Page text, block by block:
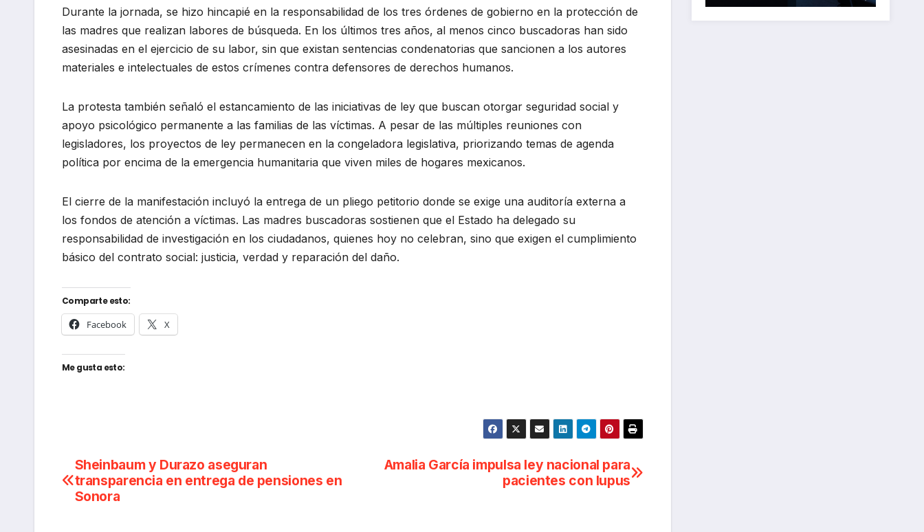
Durante la jornada, se hizo hincapié en la responsabilidad de los tres órdenes de gobierno en la protección de
las madres que realizan labores de búsqueda. En los últimos tres años, al menos cinco buscadoras han sido
asesinadas en el ejercicio de su labor, sin que existan sentencias condenatorias que sancionen a los autores
materiales e intelectuales de estos crímenes contra defensores de derechos humanos.
La protesta también señaló el estancamiento de las iniciativas de ley que buscan otorgar seguridad social y
apoyo psicológico permanente a las familias de las víctimas. A pesar de las múltiples reuniones con
legisladores, los proyectos de ley permanecen en la congeladora legislativa, priorizando temas de agenda
política por encima de la emergencia humanitaria que viven miles de hogares mexicanos.
El cierre de la manifestación incluyó la entrega de un pliego petitorio donde se exige una auditoría externa a
los fondos de atención a víctimas. Las madres buscadoras sostienen que el Estado ha delegado su
responsabilidad de investigación en los ciudadanos, quienes hoy no celebran, sino que exigen el cumplimiento
básico del contrato social: justicia, verdad y reparación del daño.
Comparte esto:
Facebook X
Me gusta esto:
Navegación
de
Amalia García impulsa ley nacional para
pacientes con lupus
Sheinbaum y Durazo aseguran
transparencia en entrega de pensiones en
Sonora